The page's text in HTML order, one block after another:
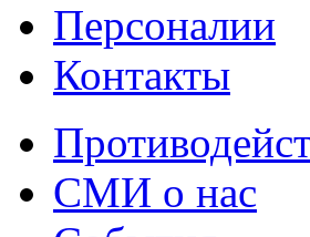
Персоналии
Контакты
СМИ о нас